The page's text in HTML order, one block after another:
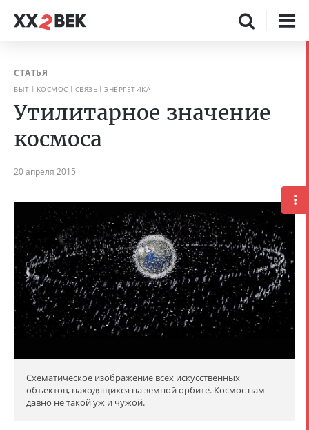
СТАТЬЯ
БЫТ КОСМОС СВЯЗЬ ЭНЕРГЕТИКА
Утилитарное значение
космоса
20 апреля 2015
Схематическое изображение всех искусственных
объектов, находящихся на земной орбите. Космос нам
давно не такой уж и чужой.